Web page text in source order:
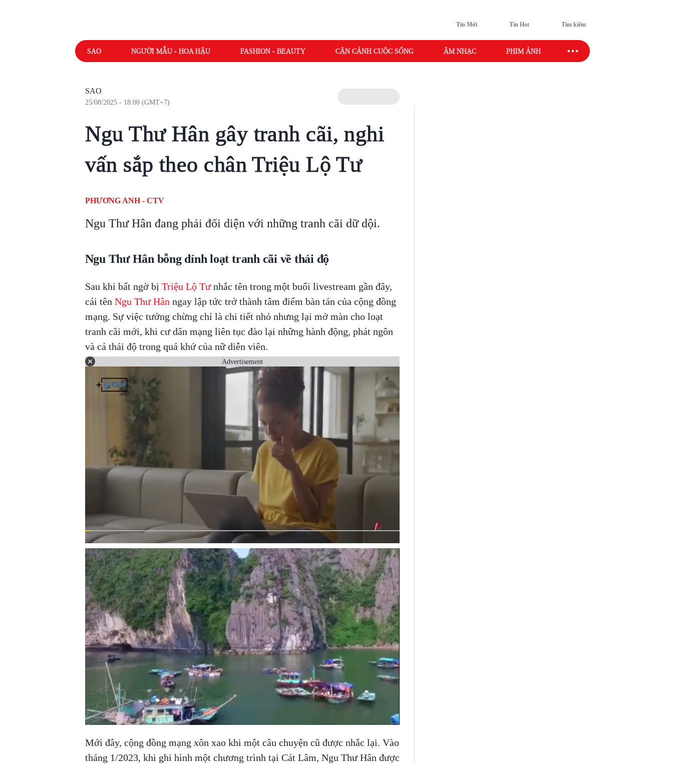
Tin Mới Tin Hot Tìm kiếm
SAO NGƯỜI MẪU - HOA HẬU FASHION - BEAUTY CẬN CẢNH CUỘC SỐNG ÂM NHẠC PHIM ẢNH SAO SPORT
SAO
25/08/2025 - 18:00 (GMT+7)
Ngu Thư Hân gây tranh cãi, nghi
vấn sắp theo chân Triệu Lộ Tư
PHƯƠNG ANH - CTV
Ngu Thư Hân đang phải đối diện với những tranh cãi dữ dội.
Ngu Thư Hân bỗng dính loạt tranh cãi về thái độ
Sau khi bất ngờ bị Triệu Lộ Tưnhắc tên trong một buổi livestream gần đây,
cái tên Ngu Thư Hân ngay lập tức trở thành tâm điểm bàn tán của cộng đồng
mạng. Sự việc tưởng chừng chỉ là chi tiết nhỏ nhưng lại mở màn cho loạt
tranh cãi mới, khi cư dân mạng liên tục đào lại những hành động, phát ngôn
và cả thái độ trong quá khứ của nữ diễn viên.
Advertisement
Mới đây, cộng đồng mạng xôn xao khi một câu chuyện cũ được nhắc lại. Vào
tháng 1/2023, khi ghi hình một chương trình tại Cát Lâm, Ngu Thư Hân được